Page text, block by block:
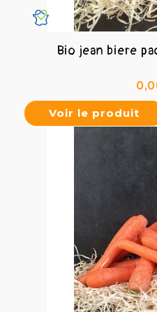
Bio jean biere
Voir le produit